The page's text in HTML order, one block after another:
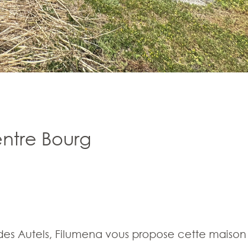
Bourg
Autels, Filumena vous propose cette